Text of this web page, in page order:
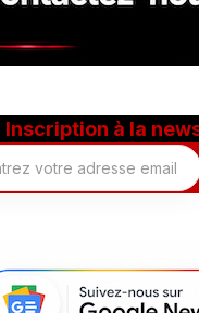
Inscription à la